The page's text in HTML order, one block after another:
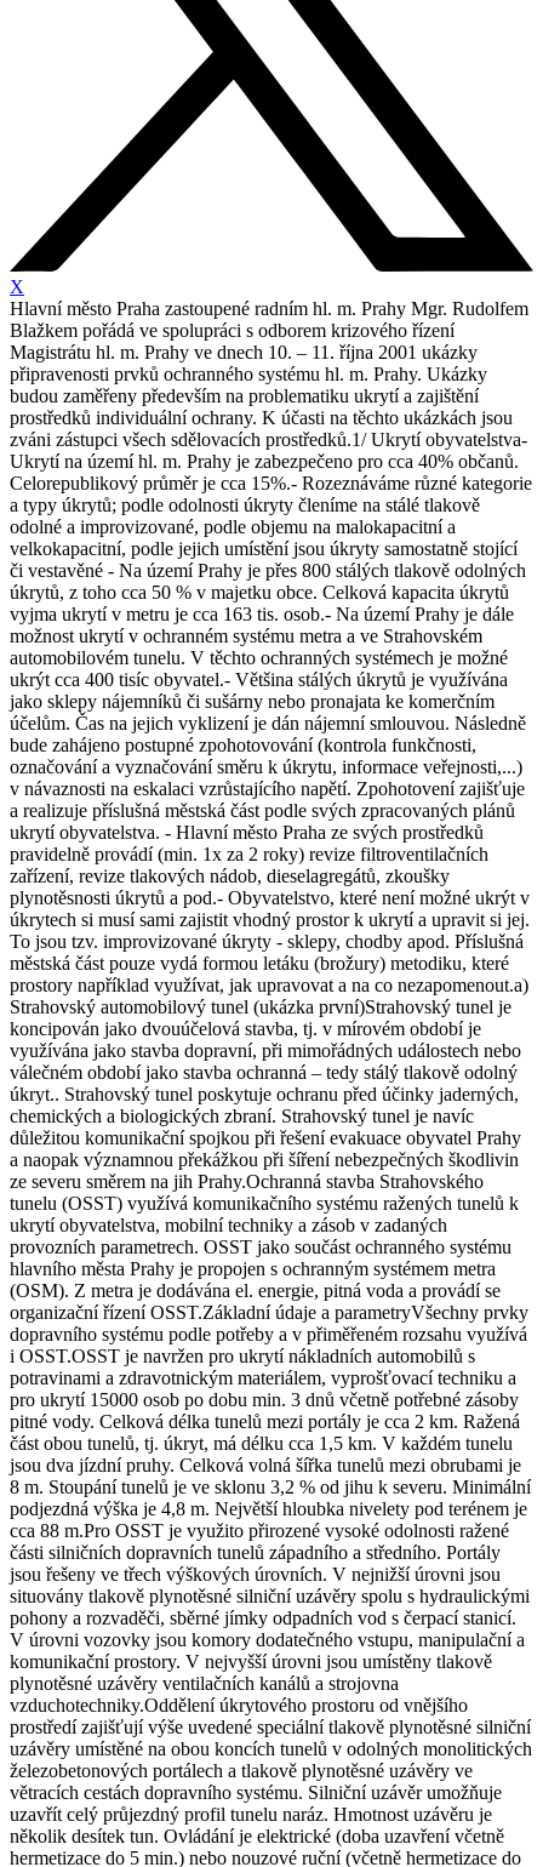
X
Hlavní město Praha zastoupené radním hl. m. Prahy Mgr. Rudolfem
Blažkem pořádá ve spolupráci s odborem krizového řízení
Magistrátu hl. m. Prahy ve dnech 10. – 11. října 2001 ukázky
připravenosti prvků ochranného systému hl. m. Prahy. Ukázky
budou zaměřeny především na problematiku ukrytí a zajištění
prostředků individuální ochrany. K účasti na těchto ukázkách jsou
zváni zástupci všech sdělovacích prostředků.1/ Ukrytí obyvatelstva-
Ukrytí na území hl. m. Prahy je zabezpečeno pro cca 40% občanů.
Celorepublikový průměr je cca 15%.- Rozeznáváme různé kategorie
a typy úkrytů; podle odolnosti úkryty členíme na stálé tlakově
odolné a improvizované, podle objemu na malokapacitní a
velkokapacitní, podle jejich umístění jsou úkryty samostatně stojící
či vestavěné - Na území Prahy je přes 800 stálých tlakově odolných
úkrytů, z toho cca 50 % v majetku obce. Celková kapacita úkrytů
vyjma ukrytí v metru je cca 163 tis. osob.- Na území Prahy je dále
možnost ukrytí v ochranném systému metra a ve Strahovském
automobilovém tunelu. V těchto ochranných systémech je možné
ukrýt cca 400 tisíc obyvatel.- Většina stálých úkrytů je využívána
jako sklepy nájemníků či sušárny nebo pronajata ke komerčním
účelům. Čas na jejich vyklizení je dán nájemní smlouvou. Následně
bude zahájeno postupné zpohotovování (kontrola funkčnosti,
označování a vyznačování směru k úkrytu, informace veřejnosti,...)
v návaznosti na eskalaci vzrůstajícího napětí. Zpohotovení zajišťuje
a realizuje příslušná městská část podle svých zpracovaných plánů
ukrytí obyvatelstva. - Hlavní město Praha ze svých prostředků
pravidelně provádí (min. 1x za 2 roky) revize filtroventilačních
zařízení, revize tlakových nádob, dieselagregátů, zkoušky
plynotěsnosti úkrytů a pod.- Obyvatelstvo, které není možné ukrýt v
úkrytech si musí sami zajistit vhodný prostor k ukrytí a upravit si jej.
To jsou tzv. improvizované úkryty - sklepy, chodby apod. Příslušná
městská část pouze vydá formou letáku (brožury) metodiku, které
prostory například využívat, jak upravovat a na co nezapomenout.a)
Strahovský automobilový tunel (ukázka první)Strahovský tunel je
koncipován jako dvouúčelová stavba, tj. v mírovém období je
využívána jako stavba dopravní, při mimořádných událostech nebo
válečném období jako stavba ochranná – tedy stálý tlakově odolný
úkryt.. Strahovský tunel poskytuje ochranu před účinky jaderných,
chemických a biologických zbraní. Strahovský tunel je navíc
důležitou komunikační spojkou při řešení evakuace obyvatel Prahy
a naopak významnou překážkou při šíření nebezpečných škodlivin
ze severu směrem na jih Prahy.Ochranná stavba Strahovského
tunelu (OSST) využívá komunikačního systému ražených tunelů k
ukrytí obyvatelstva, mobilní techniky a zásob v zadaných
provozních parametrech. OSST jako součást ochranného systému
hlavního města Prahy je propojen s ochranným systémem metra
(OSM). Z metra je dodávána el. energie, pitná voda a provádí se
organizační řízení OSST.Základní údaje a parametryVšechny prvky
dopravního systému podle potřeby a v přiměřeném rozsahu využívá
i OSST.OSST je navržen pro ukrytí nákladních automobilů s
potravinami a zdravotnickým materiálem, vyprošťovací techniku a
pro ukrytí 15000 osob po dobu min. 3 dnů včetně potřebné zásoby
pitné vody. Celková délka tunelů mezi portály je cca 2 km. Ražená
část obou tunelů, tj. úkryt, má délku cca 1,5 km. V každém tunelu
jsou dva jízdní pruhy. Celková volná šířka tunelů mezi obrubami je
8 m. Stoupání tunelů je ve sklonu 3,2 % od jihu k severu. Minimální
podjezdná výška je 4,8 m. Největší hloubka nivelety pod terénem je
cca 88 m.Pro OSST je využito přirozené vysoké odolnosti ražené
části silničních dopravních tunelů západního a středního. Portály
jsou řešeny ve třech výškových úrovních. V nejnižší úrovni jsou
situovány tlakově plynotěsné silniční uzávěry spolu s hydraulickými
pohony a rozvaděči, sběrné jímky odpadních vod s čerpací stanicí.
V úrovni vozovky jsou komory dodatečného vstupu, manipulační a
komunikační prostory. V nejvyšší úrovni jsou umístěny tlakově
plynotěsné uzávěry ventilačních kanálů a strojovna
vzduchotechniky.Oddělení úkrytového prostoru od vnějšího
prostředí zajišťují výše uvedené speciální tlakově plynotěsné silniční
uzávěry umístěné na obou koncích tunelů v odolných monolitických
železobetonových portálech a tlakově plynotěsné uzávěry ve
větracích cestách dopravního systému. Silniční uzávěr umožňuje
uzavřít celý průjezdný profil tunelu naráz. Hmotnost uzávěru je
několik desítek tun. Ovládání je elektrické (doba uzavření včetně
hermetizace do 5 min.) nebo nouzové ruční (včetně hermetizace do